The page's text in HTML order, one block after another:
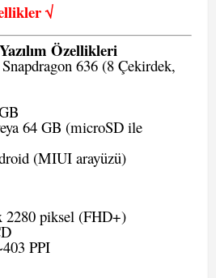
llikler √
Özellikleri
636 (8 Çekirdek,
64 GB (microSD ile
(MIUI arayüzü)
2280 piksel (FHD+)
PPI